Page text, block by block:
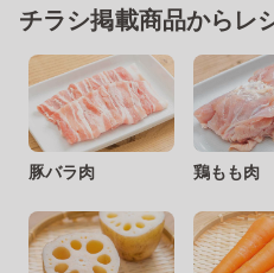
チラシ掲載商品からレ
豚バラ肉 鶏もも肉